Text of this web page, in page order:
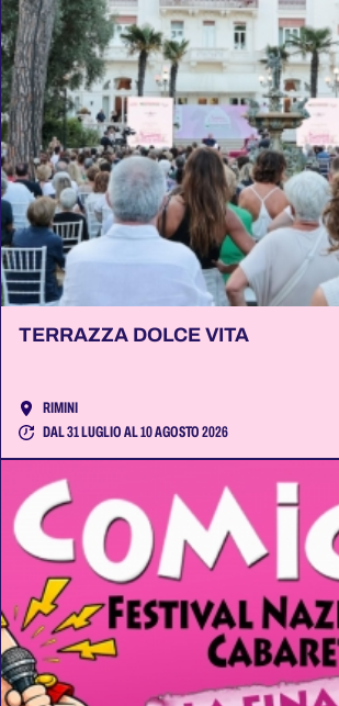
TERRAZZA DOLCE VITA
RIMINI
DAL 31 LUGLIO AL 10 AGOSTO 2026